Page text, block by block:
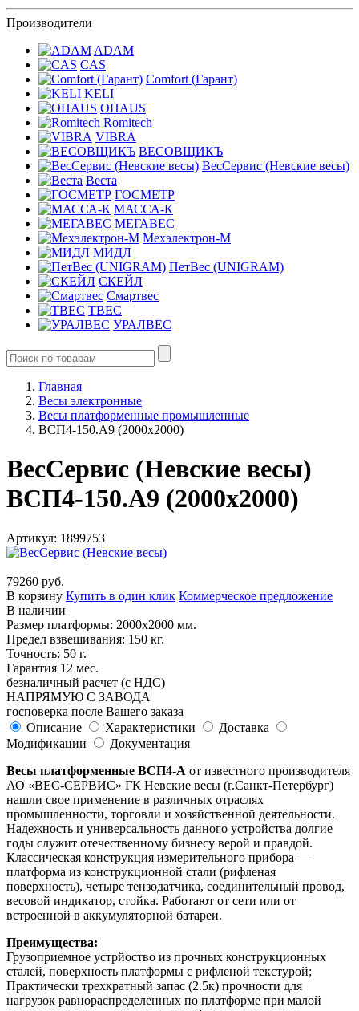
Производители
ADAM
CAS
Comfort (Гарант)
KELI
OHAUS
Romitech
VIBRA
ВЕСОВЩИКЪ
ВесСервис (Невские весы)
Веста
ГОСМЕТР
МАССА-К
МЕГАВЕС
Мехэлектрон-М
МИДЛ
ПетВес (UNIGRAM)
СКЕЙЛ
Смартвес
ТВЕС
УРАЛВЕС
Главная
Весы электронные
Весы платформенные промышленные
ВСП4-150.А9 (2000х2000)
ВесСервис (Невские весы)
ВСП4-150.А9 (2000х2000)
Артикул: 1899753
79260 руб.
В корзину Купить в один клик Коммерческое предложение
В наличии
Размер платформы: 2000х2000 мм.
Предел взвешивания: 150 кг.
Точность: 50 г.
Гарантия 12 мес.
безналичный расчет (с НДС)
НАПРЯМУЮ С ЗАВОДА
госповерка после Вашего заказа
Описание
Характеристики
Доставка
Модификации
Документация
Весы платформенные ВСП4-А от известного производителя
АО «ВЕС-СЕРВИС» ГК Невские весы (г.Санкт-Петербург)
нашли свое применение в различных отраслях
промышленности, торговли и хозяйственной деятельности.
Надежность и универсальность данного устройства долгие
годы служит отечественному бизнесу верой и правдой.
Классическая конструкция измерительного прибора —
платформа из конструкционной стали (рифленая
поверхность), четыре тензодатчика, соединительный провод,
весовой индикатор, стойка. Работают от сети или от
встроенной в аккумуляторной батареи.
Преимущества:
Грузоприемное устрйоство из прочных конструкционных
сталей, поверхность платформы с рифленой текстурой;
Практически трехкратный запас (2.5к) прочности для
нагрузок равнораспределенных по платформе при малой